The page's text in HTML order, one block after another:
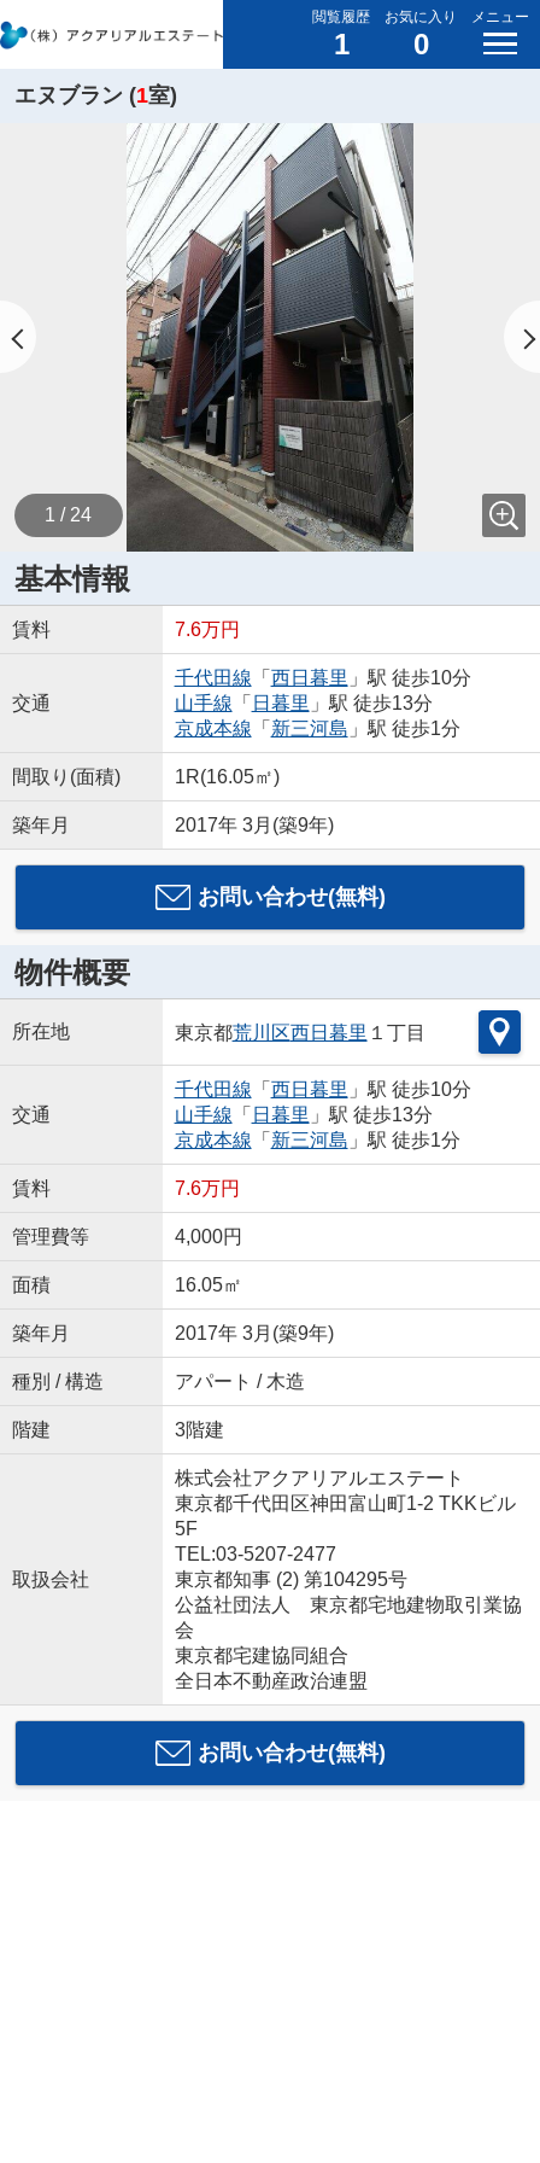
閲覧履歴
1
お気に入り
0
メニュー
エヌブラン (1室)
1 / 24
基本情報
賃料 7.6万円
交通
千代田線 「 西日暮里 」駅 徒歩10分
山手線 「 日暮里 」駅 徒歩13分
京成本線 「 新三河島 」駅 徒歩1分
間取り(面積) 1R(16.05㎡)
築年月 2017年 3月(築9年)
お問い合わせ(無料)
物件概要
所在地 東京都荒川区西日暮里 １丁目
交通
千代田線 「 西日暮里 」駅 徒歩10分
山手線 「 日暮里 」駅 徒歩13分
京成本線 「 新三河島 」駅 徒歩1分
賃料 7.6万円
管理費等 4,000円
面積 16.05㎡
築年月 2017年 3月(築9年)
種別 / 構造 アパート / 木造
階建 3階建
取扱会社
株式会社アクアリアルエステート
東京都千代田区神田富山町1-2 TKKビル
5F
TEL:03-5207-2477
東京都知事 (2) 第104295号
公益社団法人 東京都宅地建物取引業協
会
東京都宅建協同組合
全日本不動産政治連盟
お問い合わせ(無料)